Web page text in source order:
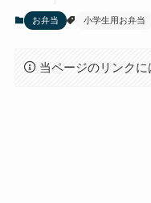
お弁当 小学生用お弁当
当ページのリンクに